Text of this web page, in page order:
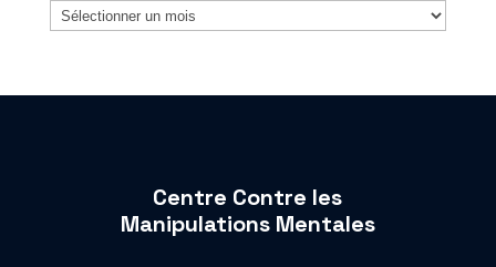
Archives
Centre Contre les
Manipulations Mentales